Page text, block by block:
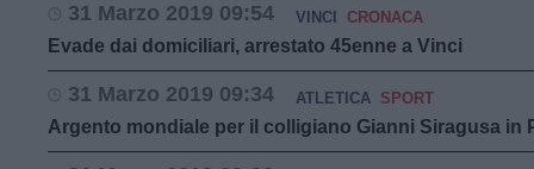
31 Marzo 2019 09:54 VINCI CRONACA
Evade dai domiciliari, arrestato 45enne a Vinci
31 Marzo 2019 09:34 ATLETICA SPORT
Argento mondiale per il colligiano Gianni Siragusa in